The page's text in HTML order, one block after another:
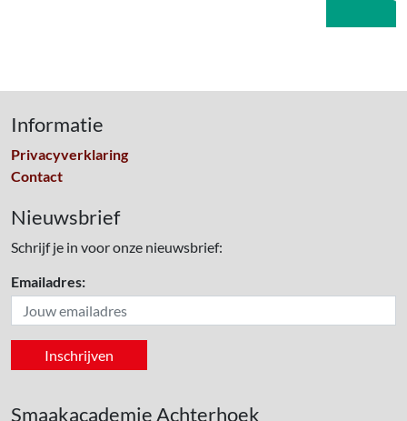
Informatie
Privacyverklaring
Contact
Nieuwsbrief
Schrijf je in voor onze nieuwsbrief:
Emailadres:
Smaakacademie Achterhoek